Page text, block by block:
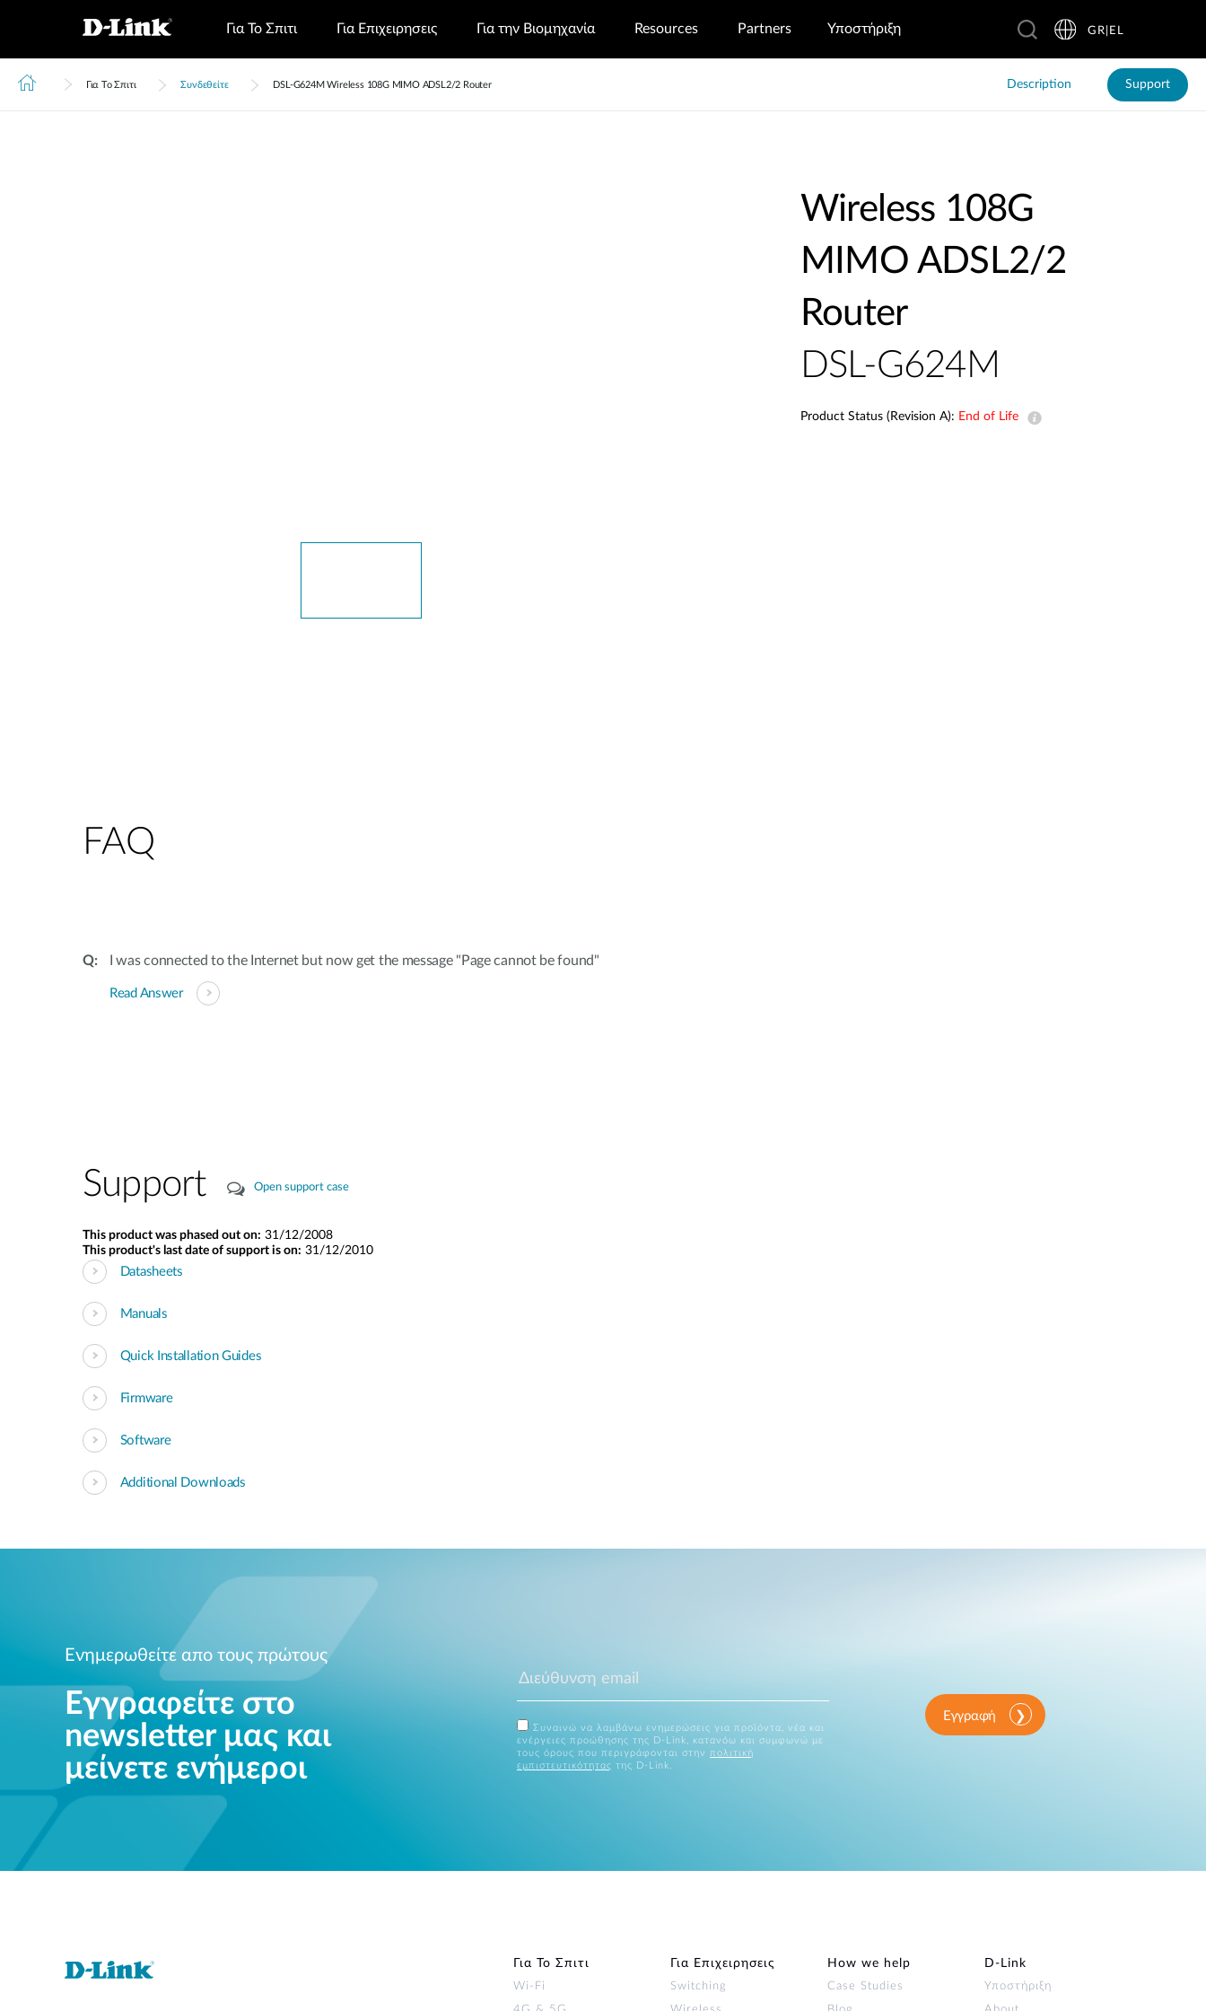
Για Το Σπιτι Για Επιχειρησεις Για την Βιομηχανία Resources Partners Υποστήριξη GR|EL
Για Το Σπιτι Συνδεθείτε DSL‑G624M Wireless 108G MIMO ADSL2/2 Router Description Support
Wireless 108G
MIMO ADSL2/2
Router
DSL-G624M
Product Status (Revision A): End of Life
FAQ
I was connected to the Internet but now get the message "Page cannot be found"
Read Answer
Support Open support case
This product was phased out on: 31/12/2008
This product's last date of support is on: 31/12/2010
Datasheets
Manuals
Quick Installation Guides
Firmware
Software
Additional Downloads
Ενημερωθείτε απο τους πρώτους
Εγγραφείτε στο
newsletter μας και
μείνετε ενήμεροι
Συναινώ να λαμβάνω ενημερώσεις για προϊόντα, νέα και
ενέργειες προώθησης της D-Link, κατανόω και συμφωνώ με
τους όρους που περιγράφονται στην πολιτική
εμπιστευτικότητας της D-Link.
Εγγραφή
Για Το Σπιτι
Wi‑Fi
Για Επιχειρησεις
Switching
How we help
Case Studies
D‑Link
Υποστήριξη